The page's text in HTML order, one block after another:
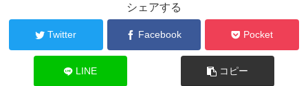
シェアする
Twitter Facebook Pocket
LINE コピー